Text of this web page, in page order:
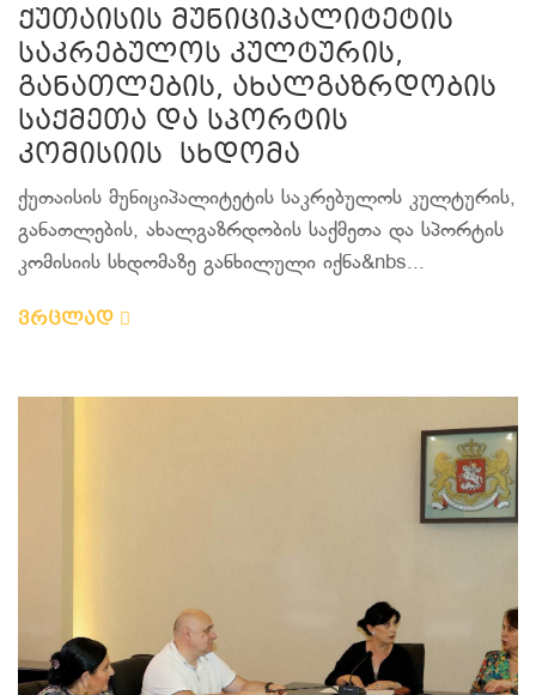
ქუთაისის მუნიციპალიტეტის
საკრებულოს კულტურის,
განათლების, ახალგაზრდობის
საქმეთა და სპორტის
კომისიის სხდომა
ქუთაისის მუნიციპალიტეტის საკრებულოს კულტურის,
განათლების, ახალგაზრდობის საქმეთა და სპორტის
კომისიის სხდომაზე განხილული იქნა&nbs...
ვრცლად